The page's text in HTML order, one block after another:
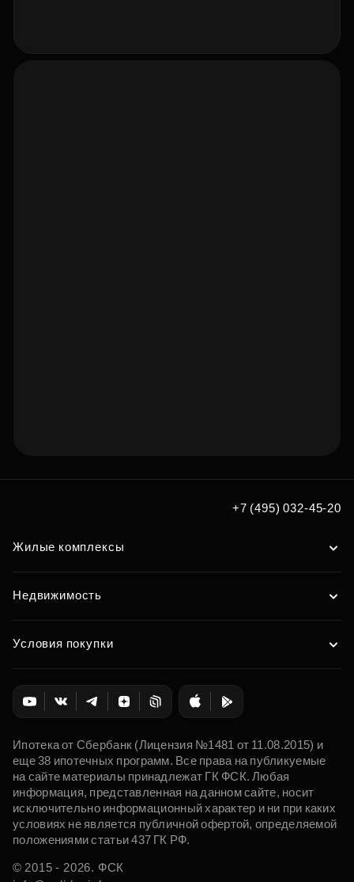
Подберите квартиру мечты
по удобным вам параметрам
+7 (495) 032-45-20
Жилые комплексы
Недвижимость
Условия покупки
Ипотека от Сбербанк (Лицензия №1481 от 11.08.2015) и
еще 38 ипотечных программ. Все права на публикуемые
на сайте материалы принадлежат ГК ФСК. Любая
информация, представленная на данном сайте, носит
исключительно информационный характер и ни при каких
условиях не является публичной офертой, определяемой
положениями статьи 437 ГК РФ.
© 2015 - 2026. ФСК